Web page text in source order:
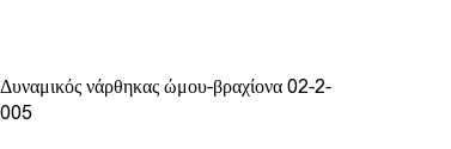
Δυναμικός νάρθηκας ώμου-βραχίονα 02-2-
005